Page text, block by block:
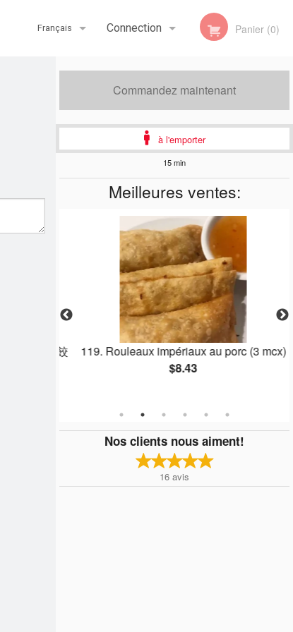
Français Connection
Inscription
Panier (0)
Commandez maintenant
à l'emporter
15 min
Meilleures ventes:
119. Rouleaux impériaux au porc (3 mcx)
$8.43
Nos clients nous aiment!
16 avis